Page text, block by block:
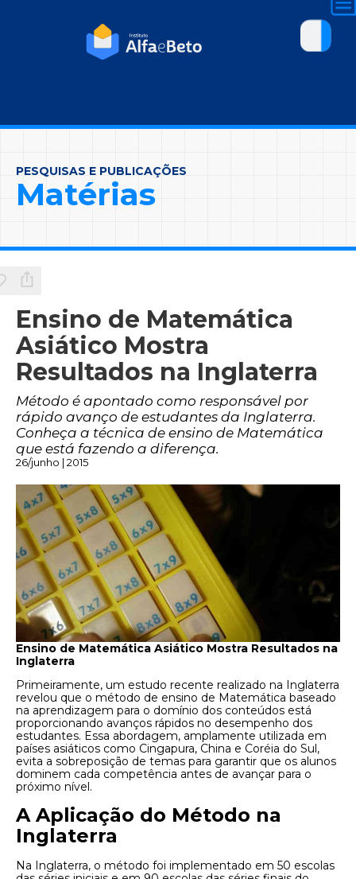
PESQUISAS E PUBLICAÇÕES
Matérias
Ensino de Matemática
Asiático Mostra
Resultados na Inglaterra
Método é apontado como responsável por
rápido avanço de estudantes da Inglaterra.
Conheça a técnica de ensino de Matemática
que está fazendo a diferença.
26/junho | 2015
Ensino de Matemática Asiático Mostra Resultados na
Inglaterra
Primeiramente, um estudo recente realizado na Inglaterra
revelou que o método de ensino de Matemática baseado
na aprendizagem para o domínio dos conteúdos está
proporcionando avanços rápidos no desempenho dos
estudantes. Essa abordagem, amplamente utilizada em
países asiáticos como Cingapura, China e Coréia do Sul,
evita a sobreposição de temas para garantir que os alunos
dominem cada competência antes de avançar para o
próximo nível.
A Aplicação do Método na
Inglaterra
Na Inglaterra, o método foi implementado em 50 escolas